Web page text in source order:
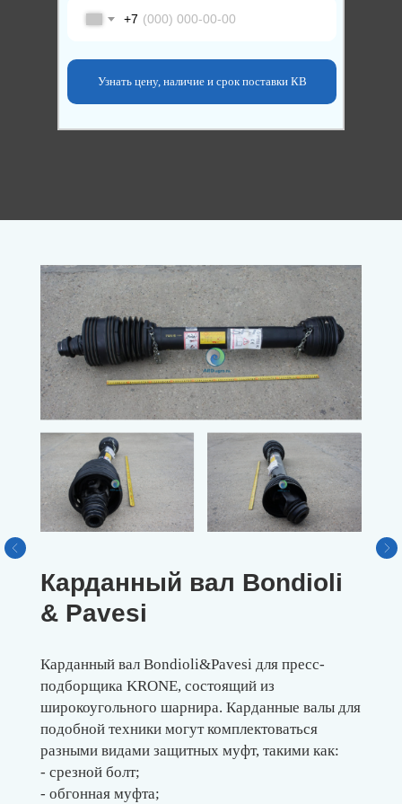
+7
Узнать цену, наличие и срок поставки КВ
Карданный вал Bondioli
& Pavesi
Карданный вал Bondioli&Pavesi для пресс-
подборщика KRONE, состоящий из
широкоугольного шарнира. Карданные валы для
подобной техники могут комплектоваться
разными видами защитных муфт, такими как:
- срезной болт;
- обгонная муфта;